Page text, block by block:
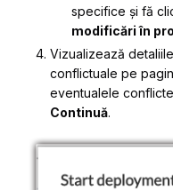
specifice și fă
modificări în
Vizualizează
conflictuale pe
eventualele
Continuă.